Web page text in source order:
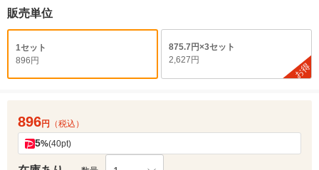
販売単位
1セット
896円
875.7円×3セット
2,627円
お得
896円 （税込）
5%(40pt)